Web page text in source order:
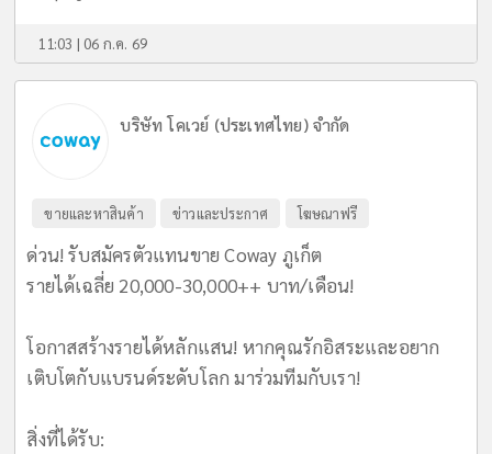
11:03 | 06 ก.ค. 69
บริษัท โคเวย์ (ประเทศไทย) จำกัด
ขายและหาสินค้า ข่าวและประกาศ โฆษณาฟรี
ด่วน! รับสมัครตัวแทนขาย Coway ภูเก็ต
รายได้เฉลี่ย 20,000-30,000++ บาท/เดือน!
​โอกาสสร้างรายได้หลักแสน! หากคุณรักอิสระและอยาก
เติบโตกับแบรนด์ระดับโลก มาร่วมทีมกับเรา!
​สิ่งที่ได้รับ: